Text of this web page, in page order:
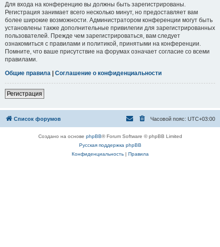
Для входа на конференцию вы должны быть зарегистрированы.
Регистрация занимает всего несколько минут, но предоставляет вам
более широкие возможности. Администратором конференции могут быть
установлены также дополнительные привилегии для зарегистрированных
пользователей. Прежде чем зарегистрироваться, вам следует
ознакомиться с правилами и политикой, принятыми на конференции.
Помните, что ваше присутствие на форумах означает согласие со всеми
правилами.
Общие правила | Соглашение о конфиденциальности
Регистрация
Список форумов Часовой пояс: UTC+03:00
Создано на основе phpBB® Forum Software © phpBB Limited
Русская поддержка phpBB
Конфиденциальность| Правила